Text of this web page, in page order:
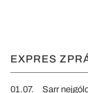
EXPRES
01.07. Sarr